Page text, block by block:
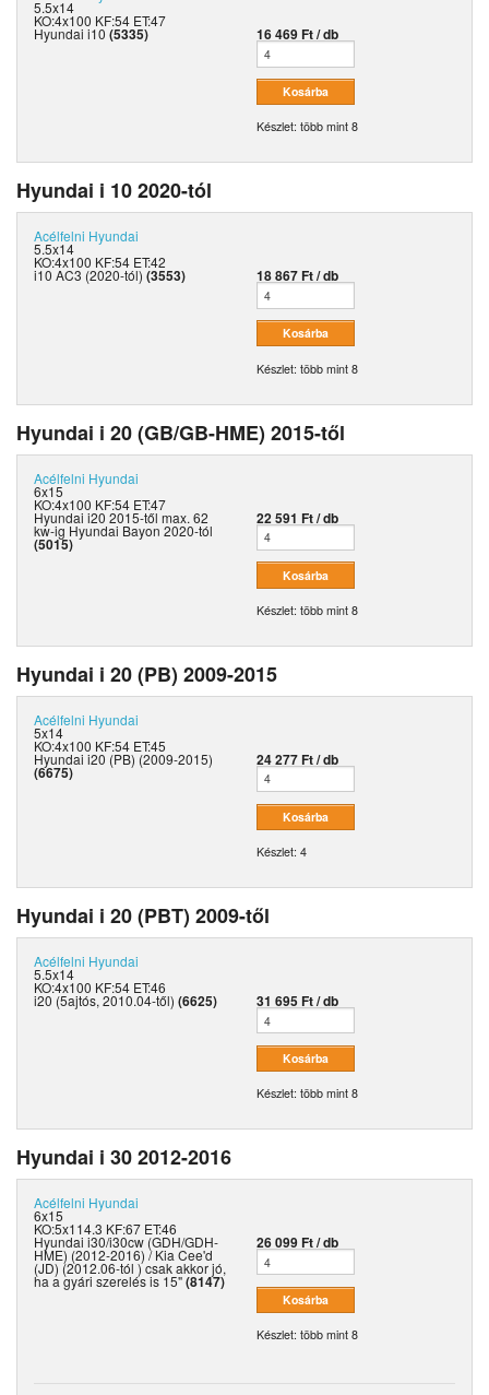
5.5x14
KO:4x100 KF:54 ET:47
Hyundai i10 (5335) 16 469 Ft / db
Készlet: több mint 8
Hyundai i 10 2020-tól
Acélfelni Hyundai
5.5x14
KO:4x100 KF:54 ET:42
i10 AC3 (2020-tól) (3553) 18 867 Ft / db
Készlet: több mint 8
Hyundai i 20 (GB/GB-HME) 2015-től
Acélfelni Hyundai
6x15
KO:4x100 KF:54 ET:47
Hyundai i20 2015-től max. 62
kw-ig Hyundai Bayon 2020-tól
(5015)
22 591 Ft / db
Készlet: több mint 8
Hyundai i 20 (PB) 2009-2015
Acélfelni Hyundai
5x14
KO:4x100 KF:54 ET:45
Hyundai i20 (PB) (2009-2015)
(6675)
24 277 Ft / db
Készlet: 4
Hyundai i 20 (PBT) 2009-től
Acélfelni Hyundai
5.5x14
KO:4x100 KF:54 ET:46
i20 (5ajtós, 2010.04-től) (6625) 31 695 Ft / db
Készlet: több mint 8
Hyundai i 30 2012-2016
Acélfelni Hyundai
6x15
KO:5x114.3 KF:67 ET:46
Hyundai i30/i30cw (GDH/GDH-
HME) (2012-2016) / Kia Cee'd
(JD) (2012.06-tól ) csak akkor jó,
ha a gyári szerelés is 15"(8147)
26 099 Ft / db
Készlet: több mint 8